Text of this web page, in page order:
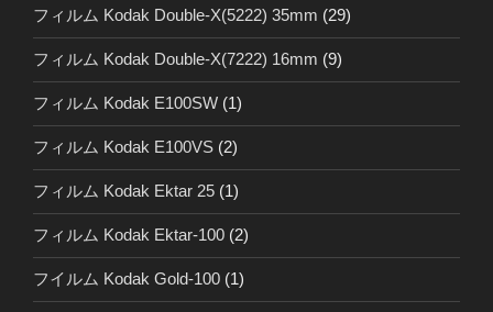
フィルム Kodak Double-X(5222) 35mm (29)
フィルム Kodak Double-X(7222) 16mm (9)
フィルム Kodak E100SW (1)
フィルム Kodak E100VS (2)
フィルム Kodak Ektar 25 (1)
フィルム Kodak Ektar-100 (2)
フイルム Kodak Gold-100 (1)